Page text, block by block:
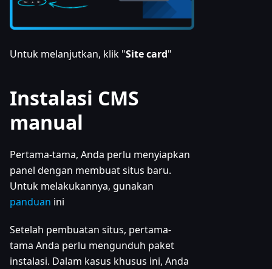
Untuk melanjutkan, klik "Site card"
Instalasi CMS
manual
Pertama-tama, Anda perlu menyiapkan
panel dengan membuat situs baru.
Untuk melakukannya, gunakan
panduan ini
Setelah pembuatan situs, pertama-
tama Anda perlu mengunduh paket
instalasi. Dalam kasus khusus ini, Anda